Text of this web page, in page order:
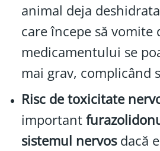
animal deja
care începe să vomite
medicamentului se
mai grav, complicând
Risc de toxicitate
important
sistemul nervosdacă